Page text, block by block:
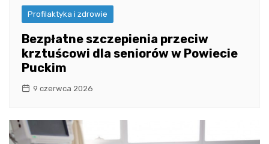
Profilaktyka i zdrowie
Bezpłatne szczepienia przeciw
krztuścowi dla seniorów w Powiecie
Puckim
9 czerwca 2026